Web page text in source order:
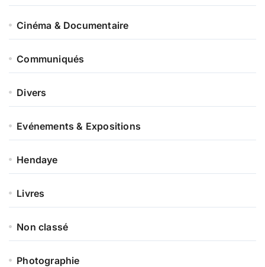
Cinéma & Documentaire
Communiqués
Divers
Evénements & Expositions
Hendaye
Livres
Non classé
Photographie